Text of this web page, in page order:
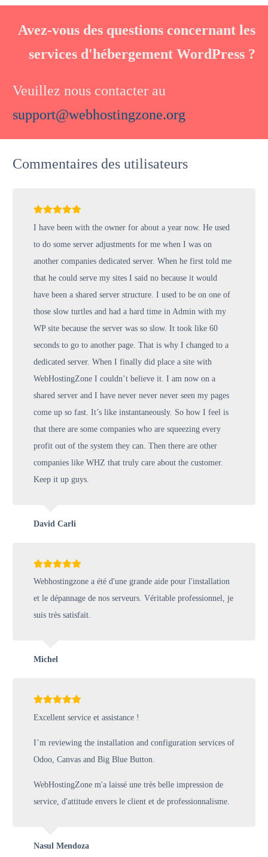
Avez-vous des questions concernant les
services d'hébergement WordPress ?
Veuillez nous contacter au
support@webhostingzone.org
Commentaires des utilisateurs
I have been with the owner for about a year now. He used
to do some server adjustments for me when I was on
another companies dedicated server. When he first told me
that he could serve my sites I said no because it would
have been a shared server structure. I used to be on one of
those slow turtles and had a hard time in Admin with my
WP site because the server was so slow. It took like 60
seconds to go to another page. That is why I changed to a
dedicated server. When I finally did place a site with
WebHostingZone I couldn’t believe it. I am now on a
shared server and I have never never never seen my pages
come up so fast. It’s like instantaneously. So how I feel is
that there are some companies who are squeezing every
profit out of the system they can. Then there are other
companies like WHZ that truly care about the customer.
Keep it up guys.
David Carli
Webhostingzone a été d'une grande aide pour l'installation
et le dépannage de nos serveurs. Véritable professionnel, je
suis très satisfait.
Michel
Excellent service et assistance !
I’m reviewing the installation and configuration services of
Odoo, Canvas and Big Blue Button.
WebHostingZone m'a laissé une très belle impression de
service, d'attitude envers le client et de professionnalisme.
Nasul Mendoza